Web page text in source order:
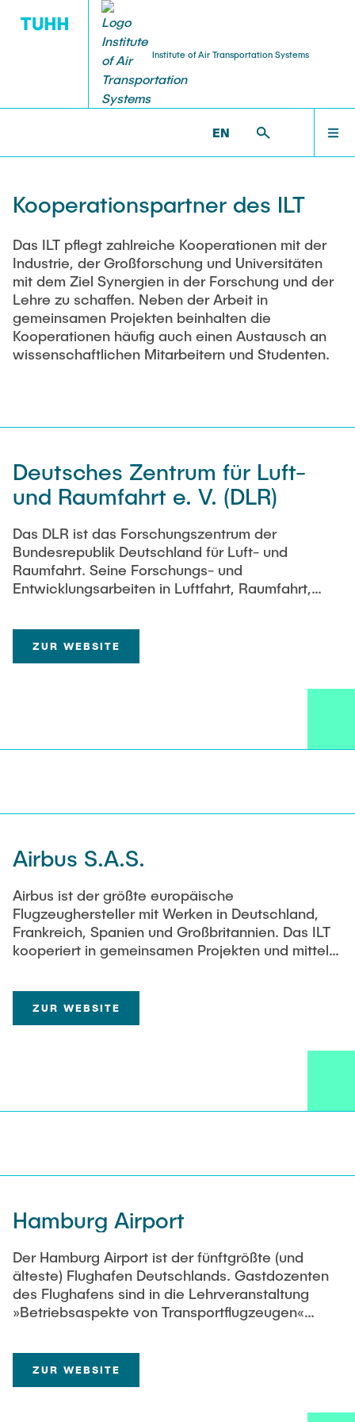
Institute of Air Transportation Systems
EN
News
Kooperationen
Anfahrt
FORSCHUNG
Forschungsprojekte
Promotion
Dissertationen
Publikationen
LEHRE
Lehrveranstaltungen
Studentische Arbeiten
Lehrkörper
FAQ
STELLENANGEBOTE
Wissensch. MitarbeiterInnen
Studentische Arbeiten
HiWi-Stellen
TU & You
KOOPERATIONEN
Kooperationspartner des ILT
Das ILT pflegt zahlreiche Kooperationen mit der
Industrie, der Großforschung und Universitäten
mit dem Ziel Synergien in der Forschung und der
Lehre zu schaffen. Neben der Arbeit in
gemeinsamen Projekten beinhalten die
Kooperationen häufig auch einen Austausch an
wissenschaftlichen Mitarbeitern und Studenten.
Deutsches Zentrum für Luft-
und Raumfahrt e. V. (DLR)
Das DLR ist das Forschungszentrum der
Bundesrepublik Deutschland für Luft- und
Raumfahrt. Seine Forschungs- und
Entwicklungsarbeiten in Luftfahrt, Raumfahrt,
Darüber hinaus ist das DLR im Auftrag der
Bundesregierung für die Planung und Umsetzung
ZUR WEBSITE
Airbus S.A.S.
Airbus ist der größte europäische
Flugzeughersteller mit Werken in Deutschland,
Frankreich, Spanien und Großbritannien. Das ILT
kooperiert in gemeinsamen Projekten und mittels
Technologiebewertung und Flugzeugentwurf und
mit dem Cabin Innovation Center Hamburg durch
ZUR WEBSITE
Hamburg Airport
Der Hamburg Airport ist der fünftgrößte (und
älteste) Flughafen Deutschlands. Gastdozenten
des Flughafens sind in die Lehrveranstaltung
»Betriebsaspekte von Transportflugzeugen«
ZUR WEBSITE